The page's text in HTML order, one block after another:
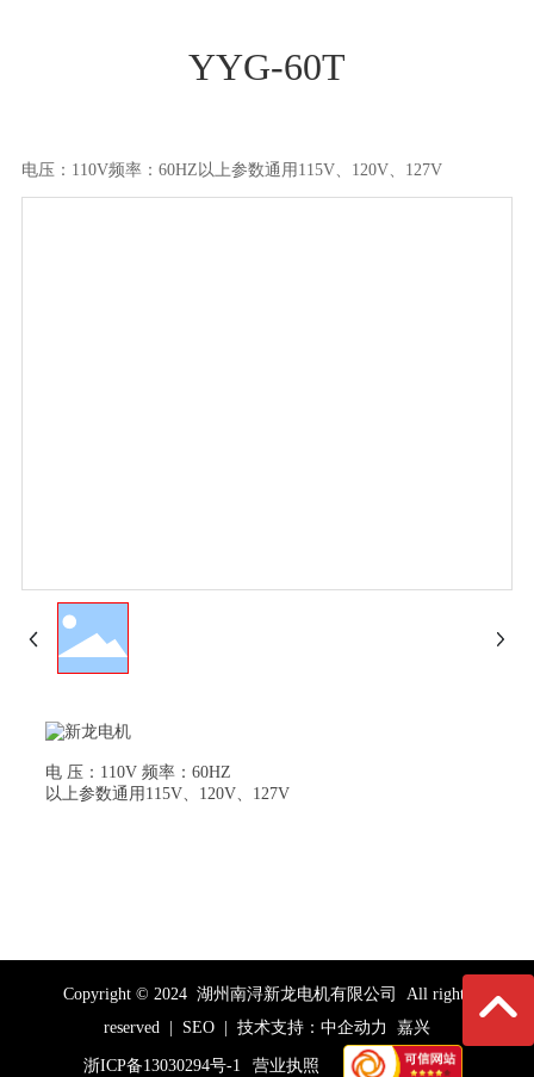
YYG-60T
电压：110V频率：60HZ以上参数通用115V、120V、127V
电 压：110V 频率：60HZ
以上参数通用115V、120V、127V
Copyright © 2024 湖州南浔新龙电机有限公司 All rights
reserved | SEO | 技术支持： 中企动力 嘉兴
浙ICP备13030294号-1 营业执照